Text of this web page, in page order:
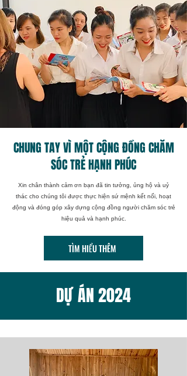
CHUNG TAY VÌ MỘT CỘNG ĐỒNG CHĂM
SÓC TRẺ HẠNH PHÚC
Xin chân thành cảm ơn bạn đã tin tưởng, ủng hộ và uỷ
thác cho chúng tôi được thực hiện sứ mệnh kết nối, hoạt
động và đóng góp xây dựng cộng đồng người chăm sóc trẻ
hiệu quả và hạnh phúc.
TÌM HIỂU THÊM
DỰ ÁN 2024